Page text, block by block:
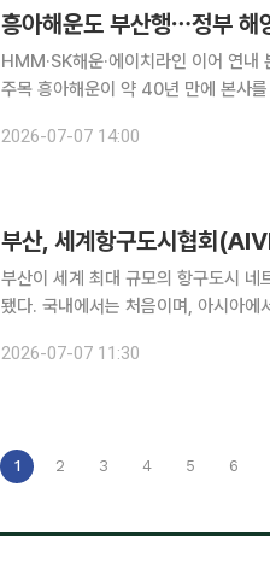
흥아해운도 부산행⋯정부 해
HMM·SK해운·에이치라인 이어 연
주목 흥아해운이 약 40년 만에 본사를 부산으로 이전한다. HMM과 SK해운, 에이치라인해운 등에
2026-07-07 14:00
부산, 세계항구도시협회
부산이 세계 최대 규모의 항구도시
됐다. 국내에서는 처음이며, 아시아에서는 2002년 중국 다롄 이후 25년 만이다. 부산시는 6일 오
이 만장일치로 2027년 총회 개최지
2026-07-07 11:30
1 2 3 4 5 6